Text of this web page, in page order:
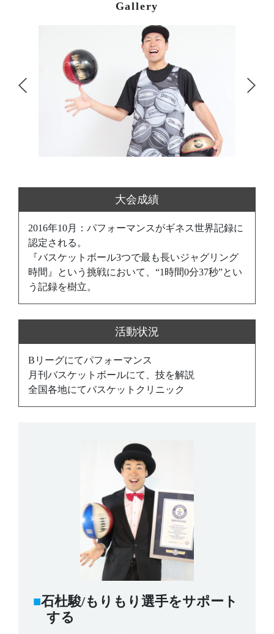
Gallery
大会成績
2016年10月：パフォーマンスがギネス世界記録に
認定される。
『バスケットボール3つで最も長いジャグリング
時間』という挑戦において、“1時間0分37秒”とい
う記録を樹立。
活動状況
Bリーグにてパフォーマンス
月刊バスケットボールにて、技を解説
全国各地にてバスケットクリニック
石杜駿/もりもり選手をサポート
する